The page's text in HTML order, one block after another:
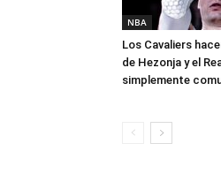
NBA
Los Cavaliers
de Hezonja y el
simplemente